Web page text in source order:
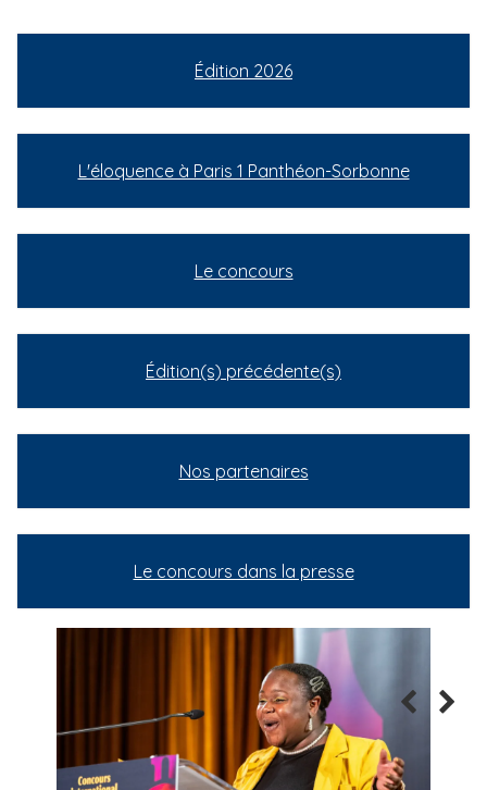
Édition 2026
L'éloquence à Paris 1 Panthéon-Sorbonne
Le concours
Édition(s) précédente(s)
Nos partenaires
Le concours dans la presse